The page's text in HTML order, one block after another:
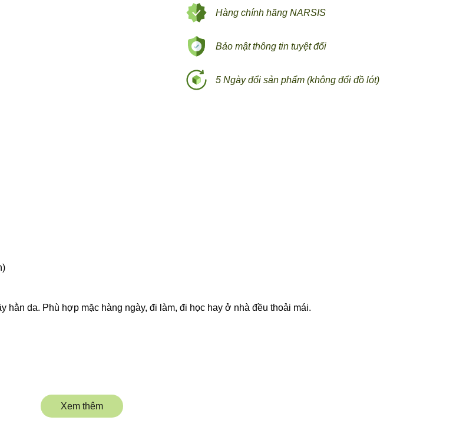
5 Ngày đổi sản phẩm (không đổi đồ lót)
Bảo mật thông tin tuyệt đối
Hàng chính hãng NARSIS
Xem thêm
da. Phù hợp mặc hàng ngày, đi làm, đi học hay ở nhà đều thoải mái.
giác mượt mà trên da, không gây hằn ngứa hay kích ứng.